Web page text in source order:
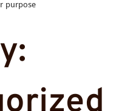
purpose